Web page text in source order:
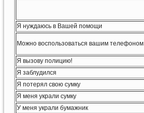
Я нуждаюсь в Вашей помощи
Можно воспользоваться вашим телефоном
Я вызову полицию!
Я заблудился
Я потерял свою сумку
Я меня украли сумку
У меня украли бумажник